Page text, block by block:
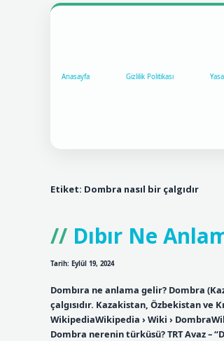
Anasayfa Gizlilik Politikası
Etiket: Dombra nasıl bir çalgıdır
Dıbır Ne
Tarih: Eylül 19, 2024
Dombıra ne anlama gelir? Dombra
çalgısıdır. Kazakistan, Özbekistan ve
WikipediaWikipedia › Wiki ›
Dombra nerenin türküsü? TRT Avaz –